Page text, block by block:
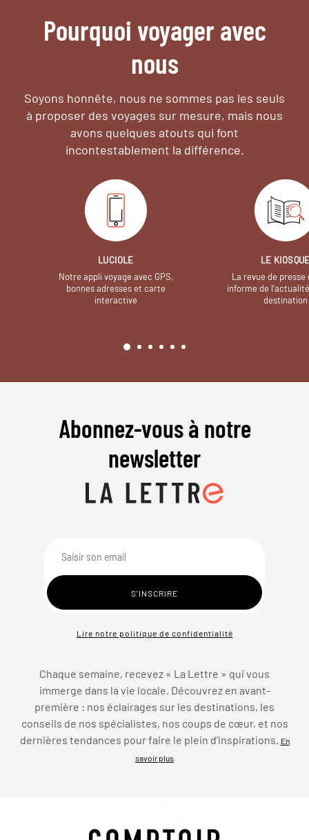
Pourquoi voyager avec
nous
Soyons honnête, nous ne sommes pas les seuls
à proposer des voyages sur mesure, mais nous
avons quelques atouts qui font
incontestablement la différence.
LUCIOLE
Notre appli voyage avec GPS,
bonnes adresses et carte
interactive
LE
La revue de presse
informe de
destination
Abonnez-vous à notre
newsletter
Lire notre politique de confidentialité
Chaque semaine, recevez « La Lettre » qui vous
immerge dans la vie locale. Découvrez en avant-
première : nos éclairages sur les destinations, les
conseils de nos spécialistes, nos coups de cœur, et nos
dernières tendances pour faire le plein d’inspirations.
En
savoir plus